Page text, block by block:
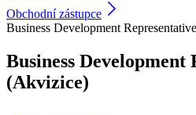
Obchodní zástupce
Business Development
Business Development
(Akvizice)